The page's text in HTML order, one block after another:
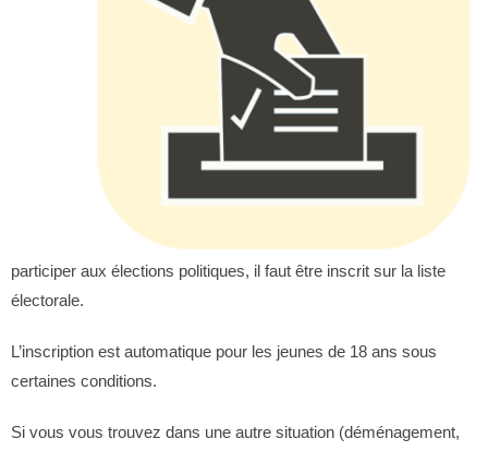
participer aux élections politiques, il faut être inscrit sur la liste
électorale.
L’inscription est automatique pour les jeunes de 18 ans sous
certaines conditions.
Si vous vous trouvez dans une autre situation (déménagement,